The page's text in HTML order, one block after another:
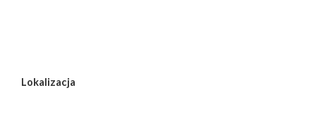
Lokalizacja